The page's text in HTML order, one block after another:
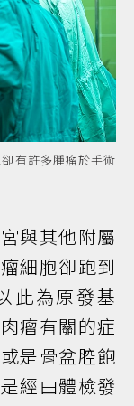
有許多腫瘤於手術
與其他附屬
細胞卻跑到
此為原發基
瘤有關的症
是骨盆腔飽
經由體檢發